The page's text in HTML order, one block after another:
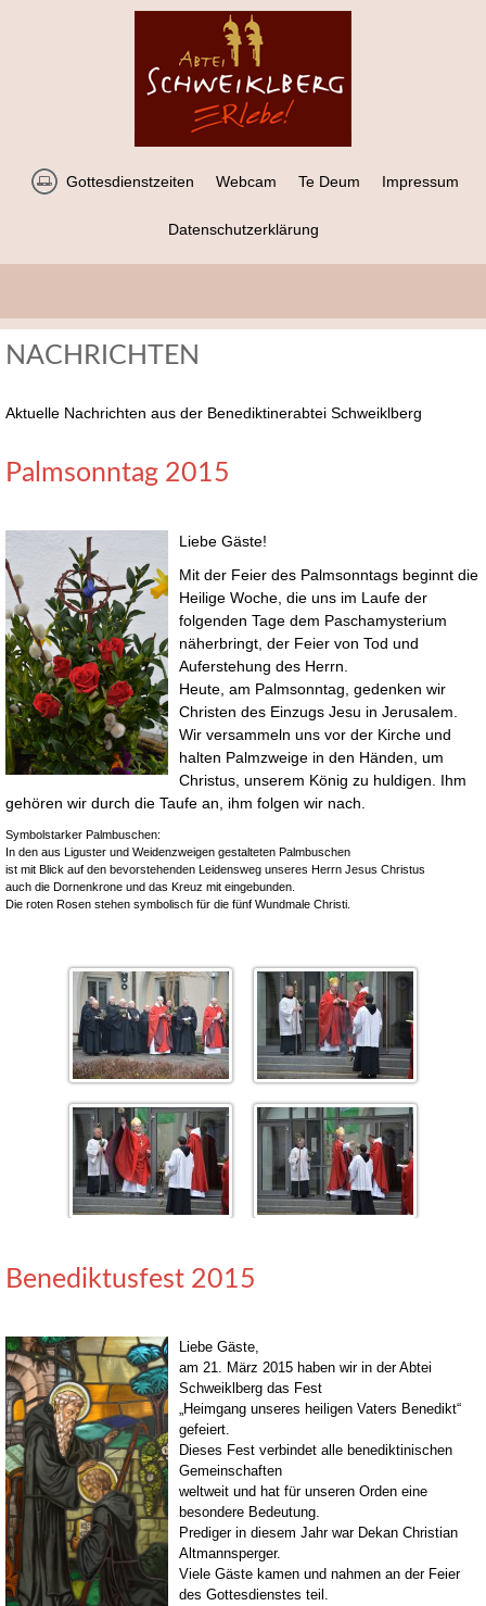
Gottesdienstzeiten Webcam Te Deum Impressum
Datenschutzerklärung
NACHRICHTEN
Aktuelle Nachrichten aus der Benediktinerabtei Schweiklberg
Palmsonntag 2015
Liebe Gäste!
Mit der Feier des Palmsonntags beginnt die
Heilige Woche, die uns im Laufe der
folgenden Tage dem Paschamysterium
näherbringt, der Feier von Tod und
Auferstehung des Herrn.
Heute, am Palmsonntag, gedenken wir
Christen des Einzugs Jesu in Jerusalem.
Wir versammeln uns vor der Kirche und
halten Palmzweige in den Händen, um
Christus, unserem König zu huldigen. Ihm
gehören wir durch die Taufe an, ihm folgen wir nach.
Symbolstarker Palmbuschen:
In den aus Liguster und Weidenzweigen gestalteten Palmbuschen
ist mit Blick auf den bevorstehenden Leidensweg unseres Herrn Jesus Christus
auch die Dornenkrone und das Kreuz mit eingebunden.
Die roten Rosen stehen symbolisch für die fünf Wundmale Christi.
Benediktusfest 2015
Liebe Gäste,
am 21. März 2015 haben wir in der Abtei
Schweiklberg das Fest
„Heimgang unseres heiligen Vaters Benedikt“
gefeiert.
Dieses Fest verbindet alle benediktinischen
Gemeinschaften
weltweit und hat für unseren Orden eine
besondere Bedeutung.
Prediger in diesem Jahr war Dekan Christian
Altmannsperger.
Viele Gäste kamen und nahmen an der Feier
des Gottesdienstes teil.